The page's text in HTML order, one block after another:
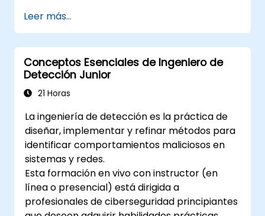
Recopilar y procesar datos de
inteligencia.
Realizar análisis avanzados de amenazas.
Aprovechar las Plataformas de
Inteligencia de Amenazas (TIP) y
automatizar los procesos de inteligencia
Leer más...
Conceptos Esenciales de Ingeniero de
Detección Junior
21 Horas
La ingeniería de detección es la práctica de
diseñar, implementar y refinar métodos para
identificar comportamientos maliciosos en
sistemas y redes.
Esta formación en vivo con instructor (en
línea o presencial) está dirigida a
profesionales de ciberseguridad principiantes